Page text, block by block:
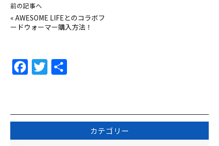
前の記事へ
« AWESOME LIFEとのコラボフ
ードウォーマー購入方法！
F
a
e
b
T
w
er
カテゴリー